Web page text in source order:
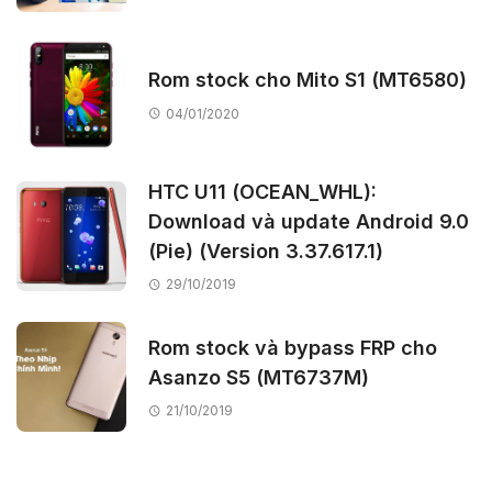
Rom stock cho Mito S1 (MT6580)
04/01/2020
HTC U11 (OCEAN_WHL):
Download và update Android 9.0
(Pie) (Version 3.37.617.1)
29/10/2019
Rom stock và bypass FRP cho
Asanzo S5 (MT6737M)
21/10/2019